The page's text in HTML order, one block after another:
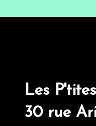
Les
30 rue